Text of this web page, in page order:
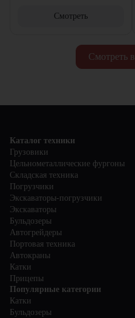
Смотреть
Смотреть
Каталог техники
Грузовики
Цельнометаллические фургоны
Складская техника
Погрузчики
Экскаваторы-погрузчики
Экскаваторы
Бульдозеры
Автогрейдеры
Портовая техника
Автокраны
Катки
Прицепы
Популярные категории
Катки
Бульдозеры